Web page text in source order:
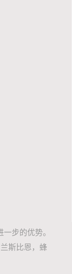
步的优势。
斯比恩，蜂